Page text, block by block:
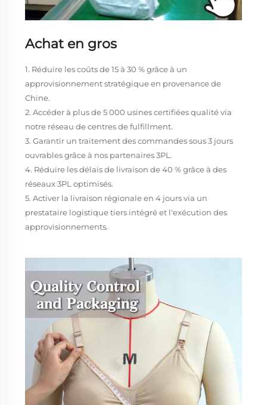
Achat en gros
1. Réduire les coûts de 15 à 30 % grâce à un
approvisionnement stratégique en provenance de
Chine.
2. Accéder à plus de 5 000 usines certifiées qualité via
notre réseau de centres de fulfillment.
3. Garantir un traitement des commandes sous 3 jours
ouvrables grâce à nos partenaires 3PL.
4. Réduire les délais de livraison de 40 % grâce à des
réseaux 3PL optimisés.
5. Activer la livraison régionale en 4 jours via un
prestataire logistique tiers intégré et l'exécution des
approvisionnements.